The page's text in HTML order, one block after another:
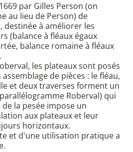
par Gilles Person (on
au lieu de Person) de
destinée à améliorer les
(balance à fléaux égaux
balance romaine à fléaux
les plateaux sont posés
de pièces : le fléau,
et deux traverses forment un
Roberval) qui
la pesée impose un
aux plateaux et leur
horizontaux.
et d'une utilisation pratique a